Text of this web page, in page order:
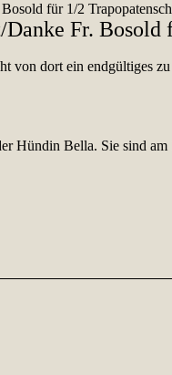
für 1/2
Fr.
von dort ein endgültiges zu
Hündin Bella. Sie sind